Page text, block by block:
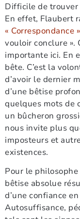
Difficile de
En effet, Flaubert
« Correspondance »
vouloir conclure ».
importante ici. En
bête. C’est la
d’avoir le dernier
d’une bêtise
quelques mots de
un bûcheron
nous invite plus
imposteurs et
existences.
Pour le philosophe
bêtise absolue
d’une confiance
Autosuffisance,